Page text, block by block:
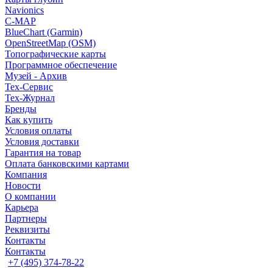
Navionics
C-MAP
BlueChart (Garmin)
OpenStreetMap (OSM)
Топографические карты
Программное обеспечение
Музей - Архив
Tex-Сервис
Тех-Журнал
Бренды
Как купить
Условия оплаты
Условия доставки
Гарантия на товар
Оплата банковскими картами
Компания
Новости
О компании
Карьера
Партнеры
Реквизиты
Контакты
Контакты
+7 (495) 374-78-22